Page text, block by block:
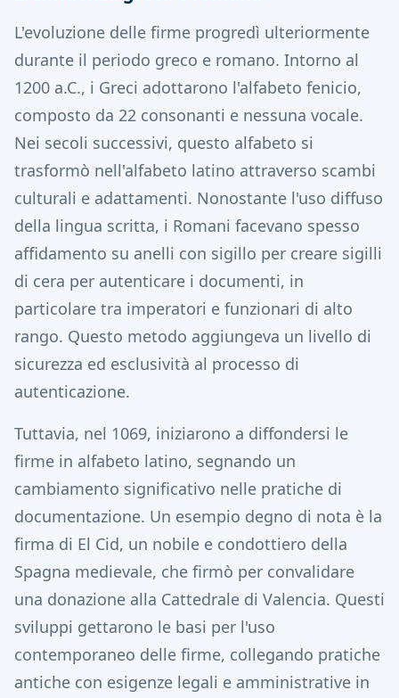
L'evoluzione delle firme progredì ulteriormente
durante il periodo greco e romano. Intorno al
1200 a.C., i Greci adottarono l'alfabeto fenicio,
composto da 22 consonanti e nessuna vocale.
Nei secoli successivi, questo alfabeto si
trasformò nell'alfabeto latino attraverso scambi
culturali e adattamenti. Nonostante l'uso diffuso
della lingua scritta, i Romani facevano spesso
affidamento su anelli con sigillo per creare sigilli
di cera per autenticare i documenti, in
particolare tra imperatori e funzionari di alto
rango. Questo metodo aggiungeva un livello di
sicurezza ed esclusività al processo di
autenticazione.
Tuttavia, nel 1069, iniziarono a diffondersi le
firme in alfabeto latino, segnando un
cambiamento significativo nelle pratiche di
documentazione. Un esempio degno di nota è la
firma di El Cid, un nobile e condottiero della
Spagna medievale, che firmò per convalidare
una donazione alla Cattedrale di Valencia. Questi
sviluppi gettarono le basi per l'uso
contemporaneo delle firme, collegando pratiche
antiche con esigenze legali e amministrative in